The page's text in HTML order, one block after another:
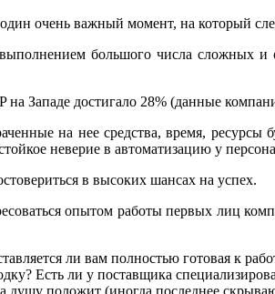
очень важный момент, на который
большого числа
на Западе достигало 28% (данные
на нее средства, время,
неверие в автоматизацию у
в высоких шансах на успех.
опытом работы первых лиц
ли вам полностью готовая к
Есть ли у поставщика